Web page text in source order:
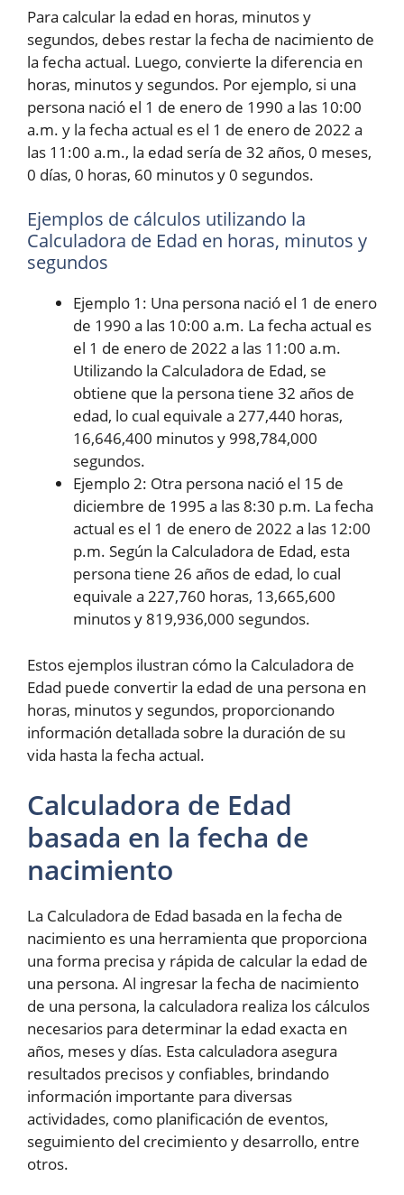
Para calcular la edad en horas, minutos y
segundos, debes restar la fecha de nacimiento de
la fecha actual. Luego, convierte la diferencia en
horas, minutos y segundos. Por ejemplo, si una
persona nació el 1 de enero de 1990 a las 10:00
a.m. y la fecha actual es el 1 de enero de 2022 a
las 11:00 a.m., la edad sería de 32 años, 0 meses,
0 días, 0 horas, 60 minutos y 0 segundos.
Ejemplos de cálculos utilizando la
Calculadora de Edad en horas, minutos y
segundos
Ejemplo 1: Una persona nació el 1 de enero
de 1990 a las 10:00 a.m. La fecha actual es
el 1 de enero de 2022 a las 11:00 a.m.
Utilizando la Calculadora de Edad, se
obtiene que la persona tiene 32 años de
edad, lo cual equivale a 277,440 horas,
16,646,400 minutos y 998,784,000
segundos.
Ejemplo 2: Otra persona nació el 15 de
diciembre de 1995 a las 8:30 p.m. La fecha
actual es el 1 de enero de 2022 a las 12:00
p.m. Según la Calculadora de Edad, esta
persona tiene 26 años de edad, lo cual
equivale a 227,760 horas, 13,665,600
minutos y 819,936,000 segundos.
Estos ejemplos ilustran cómo la Calculadora de
Edad puede convertir la edad de una persona en
horas, minutos y segundos, proporcionando
información detallada sobre la duración de su
vida hasta la fecha actual.
Calculadora de Edad
basada en la fecha de
nacimiento
La Calculadora de Edad basada en la fecha de
nacimiento es una herramienta que proporciona
una forma precisa y rápida de calcular la edad de
una persona. Al ingresar la fecha de nacimiento
de una persona, la calculadora realiza los cálculos
necesarios para determinar la edad exacta en
años, meses y días. Esta calculadora asegura
resultados precisos y confiables, brindando
información importante para diversas
actividades, como planificación de eventos,
seguimiento del crecimiento y desarrollo, entre
otros.